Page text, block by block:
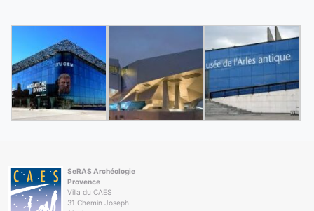
SeRAS Archéologie
Provence
Villa du CAES
31 Chemin Joseph